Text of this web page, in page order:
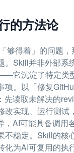
的方法论
够得着」的问题
。Skill并非外部系
它沉淀了特定类
项。以「修复
先读取未解决的
改实现、运行测试
AI可能具备调用
不稳定。Skill的核
为AI可复用的执